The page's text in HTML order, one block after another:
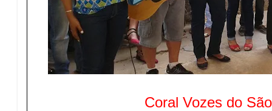
Coral Vozes do